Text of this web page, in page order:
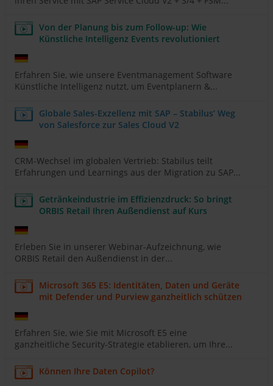
Von der Planung bis zum Follow-up: Wie
Künstliche Intelligenz Events revolutioniert
Erfahren Sie, wie unsere Eventmanagement Software
Künstliche Intelligenz nutzt, um Eventplanern &...
Globale Sales-Exzellenz mit SAP – Stabilus’ Weg
von Salesforce zur Sales Cloud V2
CRM-Wechsel im globalen Vertrieb: Stabilus teilt
Erfahrungen und Learnings aus der Migration zu SAP...
Getränkeindustrie im Effizienzdruck: So bringt
ORBIS Retail Ihren Außendienst auf Kurs
Erleben Sie in unserer Webinar-Aufzeichnung, wie
ORBIS Retail den Außendienst in der...
Microsoft 365 E5: Identitäten, Daten und Geräte
mit Defender und Purview ganzheitlich schützen
Erfahren Sie, wie Sie mit Microsoft E5 eine
ganzheitliche Security-Strategie etablieren, um Ihre...
Können Ihre Daten Copilot?